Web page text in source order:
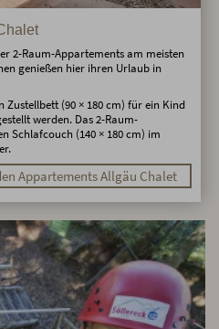
2-Raum-Appartements am meisten
genießen hier ihren Urlaub in
(90 × 180 cm) für ein Kind
werden. Das 2-Raum-
Schlafcouch (140 × 180 cm) im
Appartements Allgäu Chalet